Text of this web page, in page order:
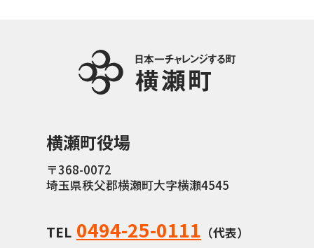
横瀬町役場
〒368-0072
埼玉県秩父郡横瀬町大字横瀬4545
TEL 0494-25-0111 （代表）